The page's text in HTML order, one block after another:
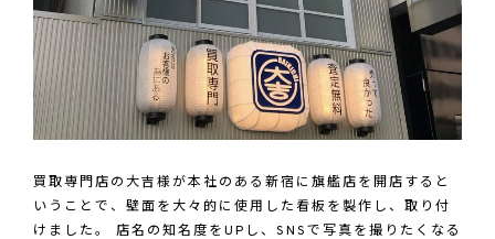
買取専門店の大吉様が本社のある新宿に旗艦店を開店すると
いうことで、壁面を大々的に使用した看板を製作し、取り付
けました。 店名の知名度をUPし、SNSで写真を撮りたくなる